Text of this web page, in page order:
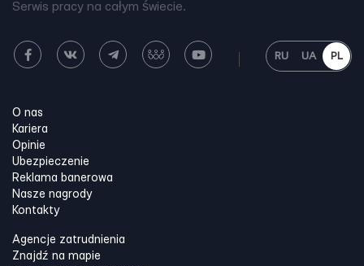
Serwis pracy na całym świecie.
RU UA PL
O nas
Kariera
Opinie
Ubezpieczenie
Reklama banerowa
Nasze nagrody
Kontakty
Agencje zatrudnienia
Znajdź na mapie